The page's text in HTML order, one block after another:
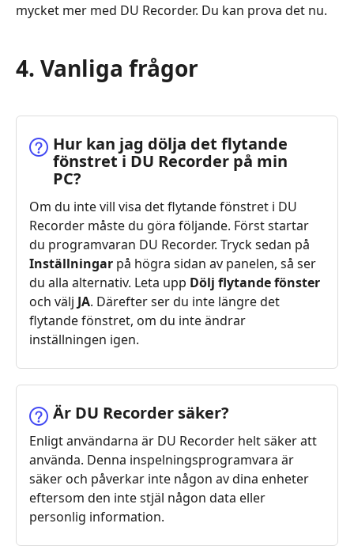
mycket mer med DU Recorder. Du kan prova det nu.
4. Vanliga frågor
Hur kan jag dölja det flytande
fönstret i DU Recorder på min
PC?
Om du inte vill visa det flytande fönstret i DU
Recorder måste du göra följande. Först startar
du programvaran DU Recorder. Tryck sedan på
Inställningar på högra sidan av panelen, så ser
du alla alternativ. Leta upp Dölj flytande fönster
och välj JA. Därefter ser du inte längre det
flytande fönstret, om du inte ändrar
inställningen igen.
Är DU Recorder säker?
Enligt användarna är DU Recorder helt säker att
använda. Denna inspelningsprogramvara är
säker och påverkar inte någon av dina enheter
eftersom den inte stjäl någon data eller
personlig information.